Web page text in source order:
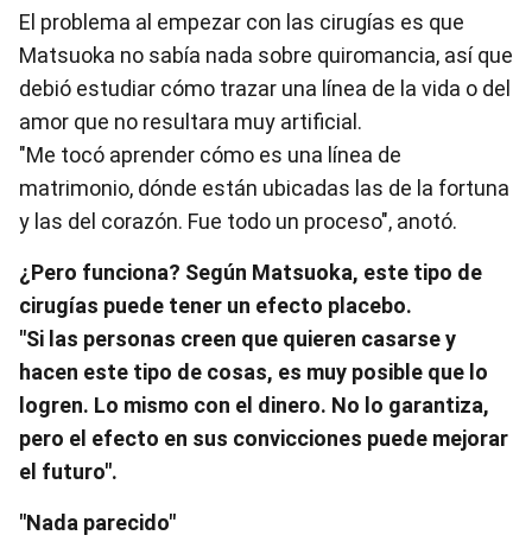
El problema al empezar con las cirugías es que
Matsuoka no sabía nada sobre quiromancia, así que
debió estudiar cómo trazar una línea de la vida o del
amor que no resultara muy artificial.
"Me tocó aprender cómo es una línea de
matrimonio, dónde están ubicadas las de la fortuna
y las del corazón. Fue todo un proceso", anotó.
¿Pero funciona? Según Matsuoka, este tipo de
cirugías puede tener un efecto placebo.
"Si las personas creen que quieren casarse y
hacen este tipo de cosas, es muy posible que lo
logren. Lo mismo con el dinero. No lo garantiza,
pero el efecto en sus convicciones puede mejorar
el futuro".
"Nada parecido"